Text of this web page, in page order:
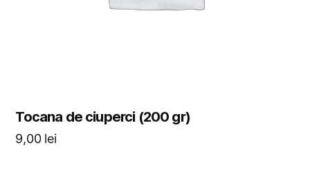
Tocana de ciuperci (200 gr)
9,00 lei